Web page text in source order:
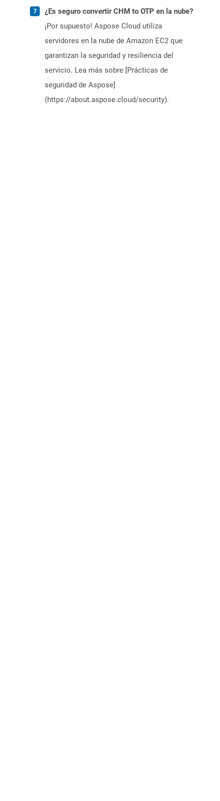
¿Es seguro convertir CHM to OTP en la nube?
¡Por supuesto! Aspose Cloud utiliza
servidores en la nube de Amazon EC2 que
garantizan la seguridad y resiliencia del
servicio. Lea más sobre [Prácticas de
seguridad de Aspose]
(https://about.aspose.cloud/security).